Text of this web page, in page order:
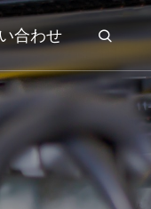
合わせ